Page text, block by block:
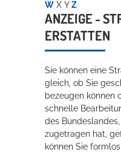
Bildung
Wirtschaft
Rathaus
W X Y Z
ANZEIGE -
ERSTATTEN
Sie können eine
gleich, ob Sie
bezeugen können
schnelle
des
zugetragen hat,
können Sie